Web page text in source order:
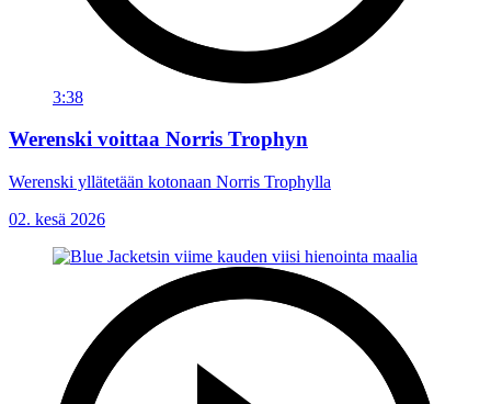
3:38
Werenski voittaa Norris Trophyn
Werenski yllätetään kotonaan Norris Trophylla
02. kesä 2026